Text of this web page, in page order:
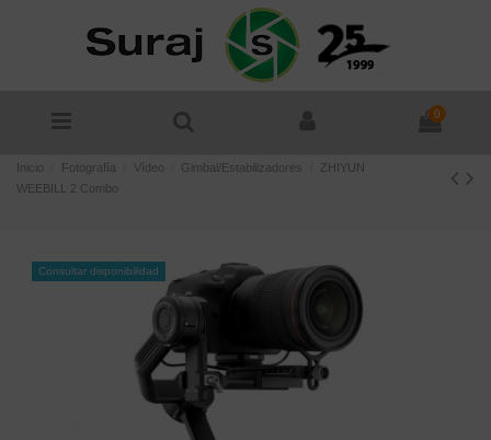
0
Inicio Fotografía Vídeo Gimbal/Estabilizadores
ZHIYUN
WEEBILL 2 Combo
Consultar disponibilidad